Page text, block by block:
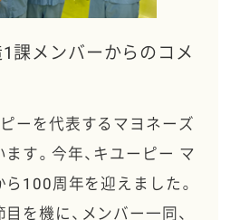
メンバーからのコメ
ーを代表するマヨネーズ
す。今年、キユーピー マ
100周年を迎えました。
を機に、メンバー一同、